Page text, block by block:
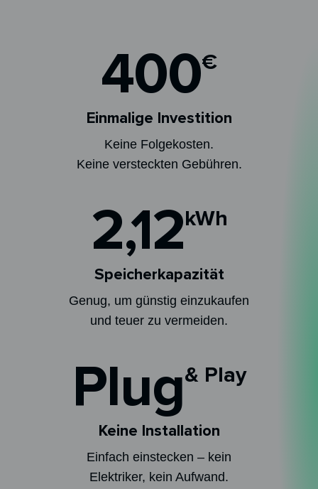
400€
Einmalige Investition
Keine Folgekosten.
Keine versteckten Gebühren.
2,12kWh
Speicherkapazität
Genug, um günstig einzukaufen
und teuer zu vermeiden.
Plug& Play
Keine Installation
Einfach einstecken – kein
Elektriker, kein Aufwand.